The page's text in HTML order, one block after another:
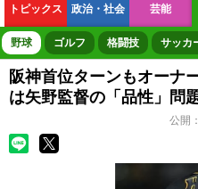
トピックス 政治・社会 芸能
ボートレース 競輪 オートレー
野球 ゴルフ 格闘技 サッカ
阪神首位ターンもオーナ
は矢野監督の「品性」問
公開：